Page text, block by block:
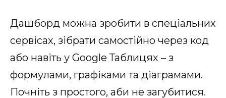
Дашборд можна зробити в спеціальних
сервісах, зібрати самостійно через код
або навіть у Google Таблицях – з
формулами, графіками та діаграмами.
Почніть з простого, аби не загубитися.